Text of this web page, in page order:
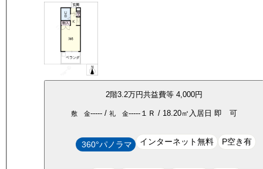
2階3.2万円共益費等4,000円
敷 金----- /礼 金----- １Ｒ / 18.20㎡ 入居日即 可
360°パノラマ インターネット無料 P空き有